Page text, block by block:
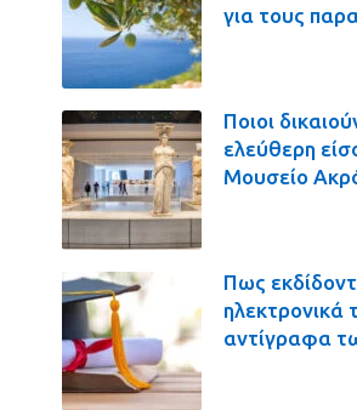
για τους
Ποιοι
ελεύθερη
Μουσείο
Πως
ηλεκτρονικά
αντίγραφα